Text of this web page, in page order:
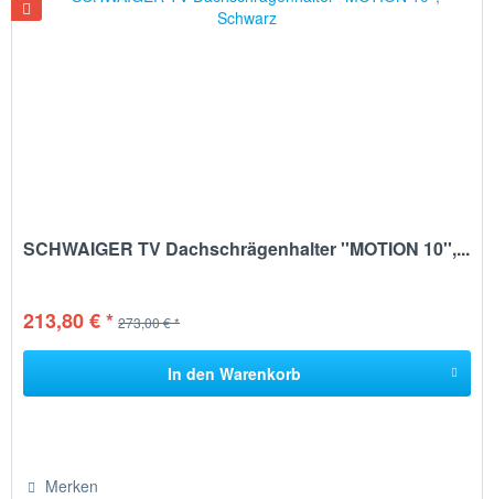
SCHWAIGER TV Dachschrägenhalter ''MOTION 10'',...
213,80 € * 273,00 € *
In den Warenkorb
Merken